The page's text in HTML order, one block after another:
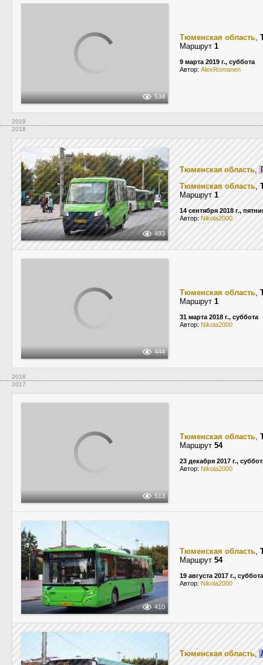
534
Тюменская область,
Маршрут 1
9 марта 2019 г., суббота
Автор: AlexRomanen
2019
2018
493
Тюменская область,
Тюменская область,
Маршрут 1
14 сентября 2018 г.,
Автор: Nikola2000
444
Тюменская область,
Маршрут 1
31 марта 2018 г., суббота
Автор: Nikola2000
2018
2017
513
Тюменская область,
Маршрут 54
23 декабря 2017 г.,
Автор: Nikola2000
410
Тюменская область,
Маршрут 54
19 августа 2017 г., суббота
Автор: Nikola2000
Тюменская область,